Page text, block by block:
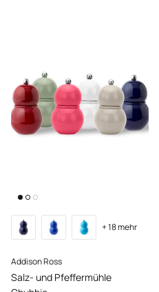
Addison Ross
Salz- und Pfeffermühle
+ 18 mehr